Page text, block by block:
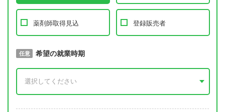
薬剤師取得見込 登録販売者
必須 取得予定年
任意 希望の就業時期